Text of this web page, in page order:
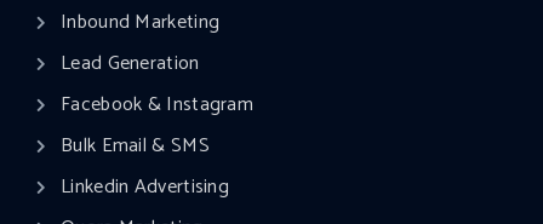
Inbound Marketing
Lead Generation
Facebook & Instagram
Bulk Email & SMS
Linkedin Advertising